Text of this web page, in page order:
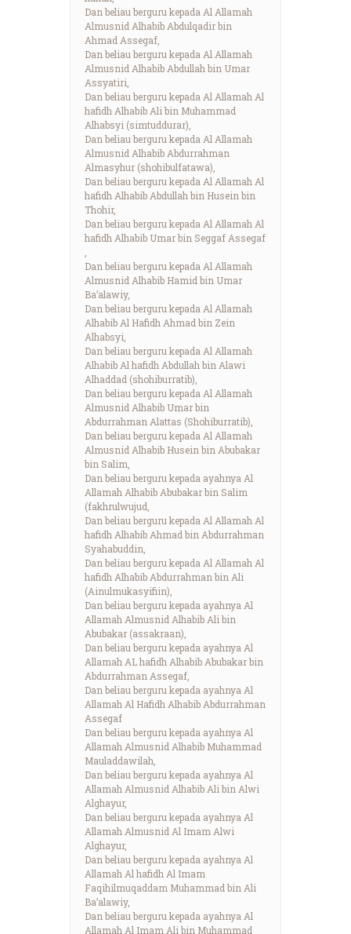
Dan beliau berguru kepada Al Allamah
Almusnid Alhabib Abdulqadir bin
Ahmad Assegaf,
Dan beliau berguru kepada Al Allamah
Almusnid Alhabib Abdullah bin Umar
Assyatiri,
Dan beliau berguru kepada Al Allamah Al
hafidh Alhabib Ali bin Muhammad
Alhabsyi (simtuddurar),
Dan beliau berguru kepada Al Allamah
Almusnid Alhabib Abdurrahman
Almasyhur (shohibulfatawa),
Dan beliau berguru kepada Al Allamah Al
hafidh Alhabib Abdullah bin Husein bin
Thohir,
Dan beliau berguru kepada Al Allamah Al
hafidh Alhabib Umar bin Seggaf Assegaf
Dan beliau berguru kepada Al Allamah
Almusnid Alhabib Hamid bin Umar
Ba’alawiy,
Dan beliau berguru kepada Al Allamah
Alhabib Al Hafidh Ahmad bin Zein
Alhabsyi,
Dan beliau berguru kepada Al Allamah
Alhabib Al hafidh Abdullah bin Alawi
Alhaddad (shohiburratib),
Dan beliau berguru kepada Al Allamah
Almusnid Alhabib Umar bin
Abdurrahman Alattas (Shohiburratib),
Dan beliau berguru kepada Al Allamah
Almusnid Alhabib Husein bin Abubakar
bin Salim,
Dan beliau berguru kepada ayahnya Al
Allamah Alhabib Abubakar bin Salim
(fakhrulwujud,
Dan beliau berguru kepada Al Allamah Al
hafidh Alhabib Ahmad bin Abdurrahman
Syahabuddin,
Dan beliau berguru kepada Al Allamah Al
hafidh Alhabib Abdurrahman bin Ali
(Ainulmukasyifiin),
Dan beliau berguru kepada ayahnya Al
Allamah Almusnid Alhabib Ali bin
Abubakar (assakraan),
Dan beliau berguru kepada ayahnya Al
Allamah AL hafidh Alhabib Abubakar bin
Abdurrahman Assegaf,
Dan beliau berguru kepada ayahnya Al
Allamah Al Hafidh Alhabib Abdurrahman
Assegaf
Dan beliau berguru kepada ayahnya Al
Allamah Almusnid Alhabib Muhammad
Mauladdawilah,
Dan beliau berguru kepada ayahnya Al
Allamah Almusnid Alhabib Ali bin Alwi
Alghayur,
Dan beliau berguru kepada ayahnya Al
Allamah Almusnid Al Imam Alwi
Alghayur,
Dan beliau berguru kepada ayahnya Al
Allamah Al hafidh Al Imam
Faqihilmuqaddam Muhammad bin Ali
Ba’alawiy,
Dan beliau berguru kepada ayahnya Al
Allamah Al Imam Ali bin Muhammad